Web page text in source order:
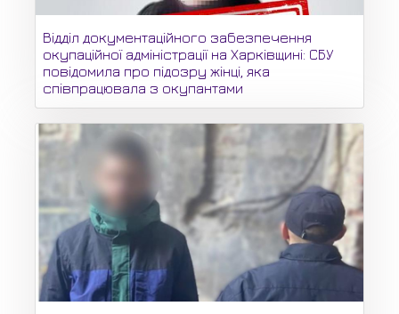
Відділ документаційного забезпечення
окупаційної адміністрації на Харківщині: СБУ
повідомила про підозру жінці, яка
співпрацювала з окупантами